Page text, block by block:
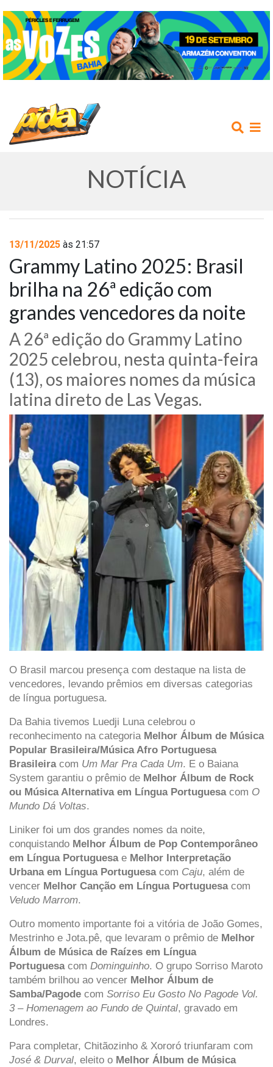
AGENDA
NOTÍCIAS
PROMOÇÕES
NOTÍCIA
13/11/2025 às 21:57
Grammy Latino 2025: Brasil
brilha na 26ª edição com
grandes vencedores da noite
A 26ª edição do Grammy Latino
2025 celebrou, nesta quinta-feira
(13), os maiores nomes da música
latina direto de Las Vegas.
O Brasil marcou presença com destaque na lista de
vencedores, levando prêmios em diversas categorias
de língua portuguesa.
Da Bahia tivemos Luedji Luna celebrou o
reconhecimento na categoria Melhor Álbum de Música
Popular Brasileira/Música Afro Portuguesa
Brasileiracom Um Mar Pra Cada Um. E o Baiana
System garantiu o prêmio de Melhor Álbum de Rock
ou Música Alternativa em Língua Portuguesacom O
Mundo Dá Voltas.
Liniker foi um dos grandes nomes da noite,
conquistando Melhor Álbum de Pop Contemporâneo
em Língua Portuguesae Melhor Interpretação
Urbana em Língua Portuguesacom Caju, além de
vencer Melhor Canção em Língua Portuguesacom
Veludo Marrom.
Outro momento importante foi a vitória de João Gomes,
Mestrinho e Jota.pê, que levaram o prêmio de Melhor
Álbum de Música de Raízes em Língua
Portuguesacom Dominguinho. O grupo Sorriso Maroto
também brilhou ao vencer Melhor Álbum de
Samba/Pagode com Sorriso Eu Gosto No Pagode Vol.
3 – Homenagem ao Fundo de Quintal, gravado em
Londres.
Para completar, Chitãozinho & Xororó triunfaram com
José & Durval, eleito o Melhor Álbum de Música